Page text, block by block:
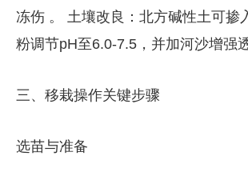
冻伤 。 ​​土壤改良​​：北方碱性土可掺
粉调节pH至6.0-7.5，并加河沙增强
三、移栽操作关键步骤
​​选苗与准备​​